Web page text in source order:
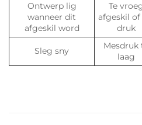
Ontwerp lig
wanneer dit
afgeskil word
Te
afgeskil of
druk
Sleg sny
Mesdruk
laag